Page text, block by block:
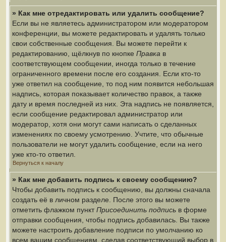
» Как мне отредактировать или удалить сообщение?
Если вы не являетесь администратором или модератором
конференции, вы можете редактировать и удалять только
свои собственные сообщения. Вы можете перейти к
редактированию, щёлкнув по кнопке Правка в
соответствующем сообщении, иногда только в течение
ограниченного времени после его создания. Если кто-то
уже ответил на сообщение, то под ним появится небольшая
надпись, которая показывает количество правок, а также
дату и время последней из них. Эта надпись не появляется,
если сообщение редактировал администратор или
модератор, хотя они могут сами написать о сделанных
изменениях по своему усмотрению. Учтите, что обычные
пользователи не могут удалить сообщение, если на него
уже кто-то ответил.
Вернуться к началу
» Как мне добавить подпись к своему сообщению?
Чтобы добавить подпись к сообщению, вы должны сначала
создать её в личном разделе. После этого вы можете
отметить флажком пунктПрисоединить подпись в форме
отправки сообщения, чтобы подпись добавилась. Вы также
можете настроить добавление подписи по умолчанию ко
всем вашим сообщениям, сделав соответствующий выбор в